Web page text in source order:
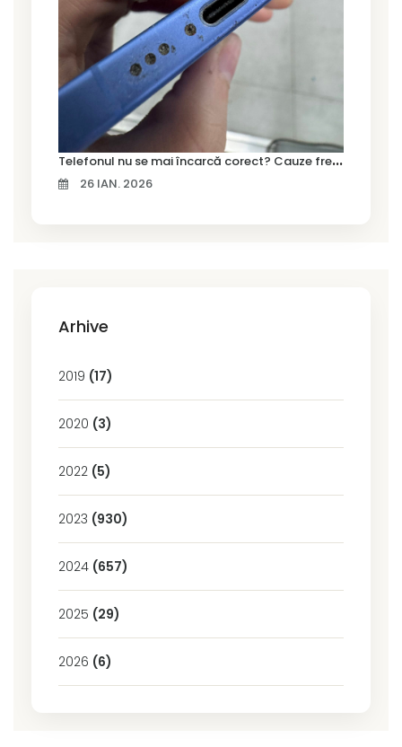
T
elefonul nu se mai încarcă corect? Cauze frecvente și soluții la service în Timișoara
26 IAN. 2026
Arhive
2019 (17)
2020 (3)
2022 (5)
2023 (930)
2024 (657)
2025 (29)
2026 (6)